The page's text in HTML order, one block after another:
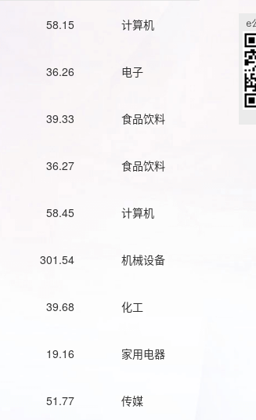
58.15 计算机
36.26 电子
39.33 食品饮料
36.27 食品饮料
58.45 计算机
301.54 机械设备
39.68 化工
19.16 家用电器
51.77 传媒